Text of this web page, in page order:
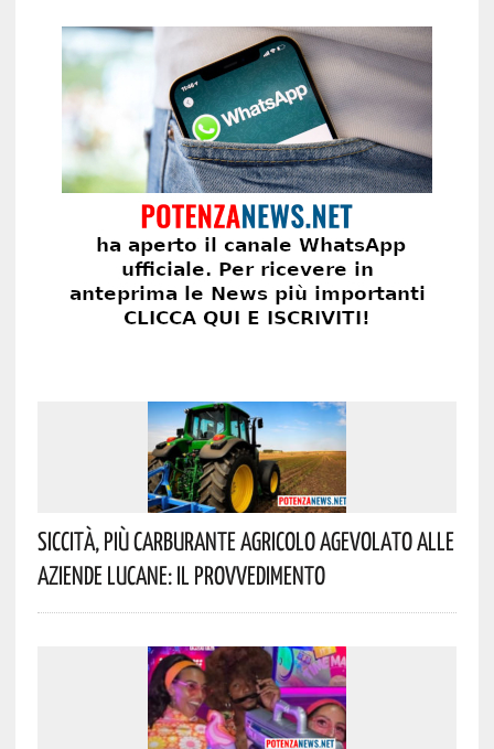
Siccità, Più Carburante Agricolo Agevolato Alle
Aziende Lucane: Il Provvedimento